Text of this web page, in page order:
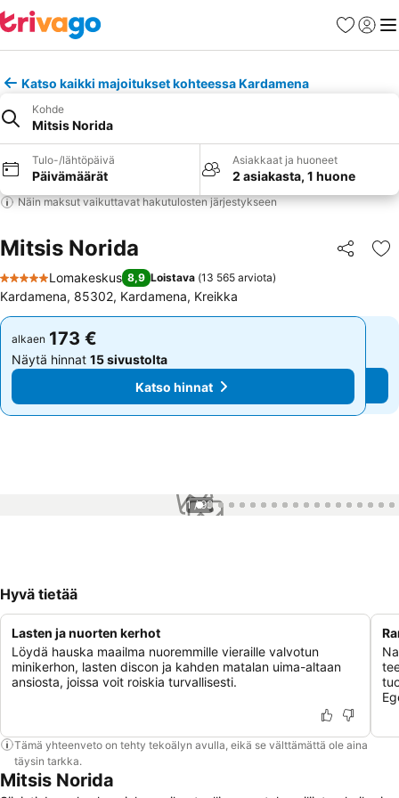
Suosikit
Katso kaikki majoitukset kohteessa Kardamena
Kohde
Mitsis Norida
Tulo-/lähtöpäivä
Päivämäärät
Asiakkaat ja huoneet
2 asiakasta, 1 huone
Näin maksut vaikuttavat hakutulosten järjestykseen
Mitsis Norida Jaa
5 Tähtiluokitus
Lomakeskus 8,9 Loistava (13 565 arviota)
Kardamena, 85302, Kardamena, Kreikka
alkaen 173 €
Näytä hinnat 15 sivustolta
Katso hinnat
alkaen 173 €
Näytä hinnat 15 sivustolta
Katso hinnat
1 / 99
Hyvä tietää
Lasten ja nuorten kerhot
Löydä hauska maailma nuoremmille vieraille valvotun
minikerhon, lasten discon ja kahden matalan uima-altaan
ansiosta, joissa voit roiskia turvallisesti.
Tämä yhteenveto on tehty tekoälyn avulla, eikä se välttämättä ole aina
täysin tarkka.
Mitsis Norida